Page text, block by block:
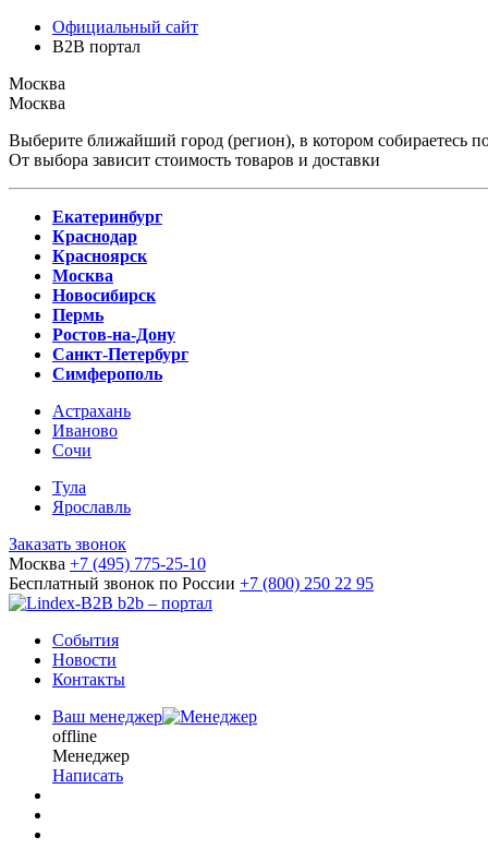
Официальный сайт
B2B портал
Москва
Москва
Выберите ближайший город (регион), в котором собираетесь
От выбора зависит стоимость товаров и доставки
Екатеринбург
Краснодар
Красноярск
Москва
Новосибирск
Пермь
Ростов-на-Дону
Санкт-Петербург
Симферополь
Астрахань
Иваново
Сочи
Тула
Ярославль
Заказать звонок
Москва +7 (495) 775-25-10
Бесплатный звонок по России +7 (800) 250 22 95
b2b – портал
События
Новости
Контакты
Ваш менеджер
offline
Менеджер
Написать